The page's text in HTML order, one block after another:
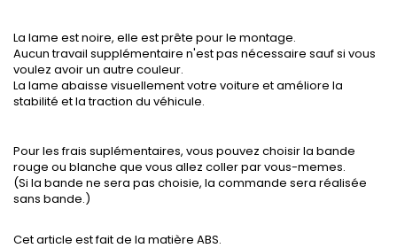
La lame est noire, elle est prête pour le montage.
Aucun travail supplémentaire n'est pas nécessaire sauf si vous
voulez avoir un autre couleur.
La lame abaisse visuellement votre voiture et améliore la
stabilité et la traction du véhicule.
Pour les frais suplémentaires, vous pouvez choisir la bande
rouge ou blanche que vous allez coller par vous-memes.
(Si la bande ne sera pas choisie, la commande sera réalisée
sans bande.)
Cet article est fait de la matière ABS.